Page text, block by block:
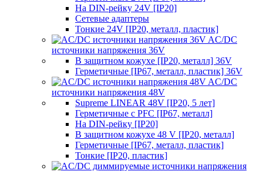
На DIN-рейку 24V [IP20]
Сетевые адаптеры
Тонкие 24V [IP20, металл, пластик]
AC/DC
источники напряжения 36V
В защитном кожухе [IP20, металл] 36V
Герметичные [IP67, металл, пластик] 36V
AC/DC
источники напряжения 48V
Supreme LINEAR 48V [IP20, 5 лет]
Герметичные с PFC [IP67, металл]
На DIN-рейку [IP20]
В защитном кожухе 48 V [IP20, металл]
Герметичные [IP67, металл, пластик]
Тонкие [IP20, пластик]